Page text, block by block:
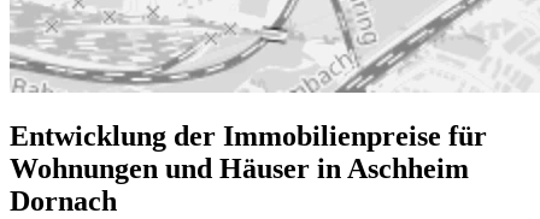
Entwicklung der Immobilienpreise für
Wohnungen und Häuser in Aschheim
Dornach